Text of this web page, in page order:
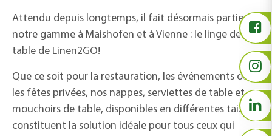
Attendu depuis longtemps, il fait désormais partie de
notre gamme à Maishofen et à Vienne : le linge de
table de Linen2GO!
Que ce soit pour la restauration, les événements ou
les fêtes privées, nos nappes, serviettes de table et
mouchoirs de table, disponibles en différentes tailles,
constituent la solution idéale pour tous ceux qui